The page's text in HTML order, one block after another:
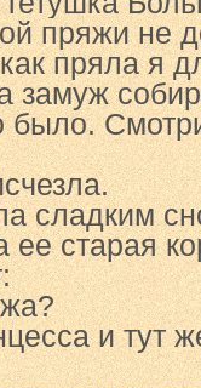
пряжи не
пряла я
замуж
было.
сладким
ее старая
и тут